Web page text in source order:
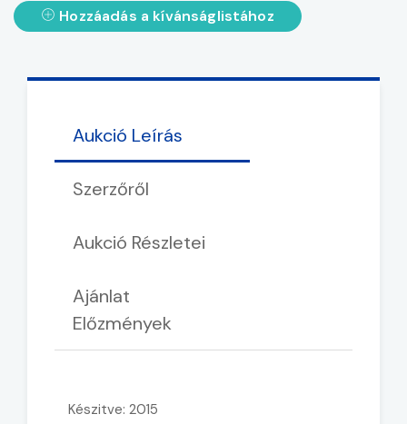
Hozzáadás a kívánságlistához
Aukció Leírás
Szerzőről
Aukció Részletei
Ajánlat
Előzmények
Készitve: 2015